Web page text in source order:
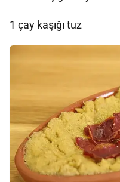
1 çay kaşığı tuz